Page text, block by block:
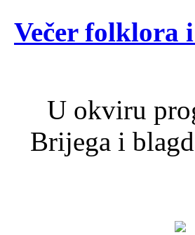
Večer folklora
U okviru
Brijega i